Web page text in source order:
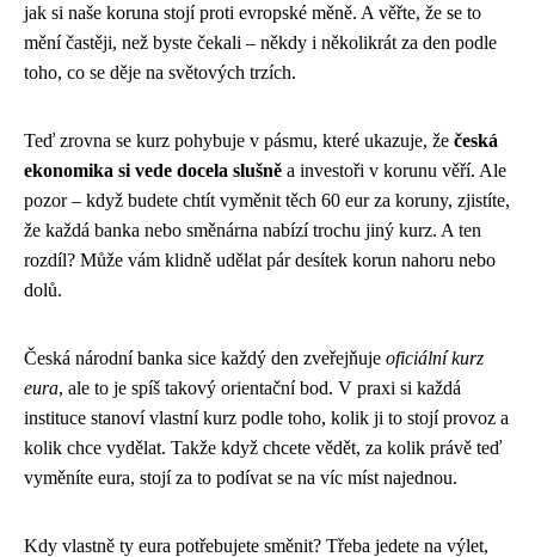
jak si naše koruna stojí proti evropské měně. A věřte, že se to
mění častěji, než byste čekali – někdy i několikrát za den podle
toho, co se děje na světových trzích.
Teď zrovna se kurz pohybuje v pásmu, které ukazuje, že česká
ekonomika si vede docela slušně a investoři v korunu věří. Ale
pozor – když budete chtít vyměnit těch 60 eur za koruny, zjistíte,
že každá banka nebo směnárna nabízí trochu jiný kurz. A ten
rozdíl? Může vám klidně udělat pár desítek korun nahoru nebo
dolů.
Česká národní banka sice každý den zveřejňuje oficiální kurz
eura, ale to je spíš takový orientační bod. V praxi si každá
instituce stanoví vlastní kurz podle toho, kolik ji to stojí provoz a
kolik chce vydělat. Takže když chcete vědět, za kolik právě teď
vyměníte eura, stojí za to podívat se na víc míst najednou.
Kdy vlastně ty eura potřebujete směnit? Třeba jedete na výlet,